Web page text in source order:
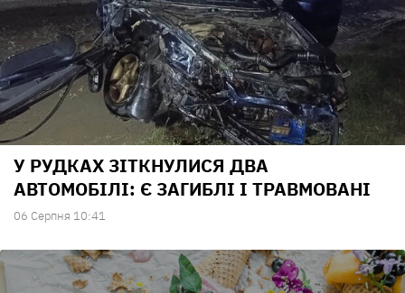
У РУДКАХ ЗІТКНУЛИСЯ ДВА
АВТОМОБІЛІ: Є ЗАГИБЛІ І ТРАВМОВАНІ
06 Серпня 10:41